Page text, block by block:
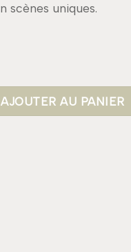
scènes uniques.
AJOUTER AU PANIER